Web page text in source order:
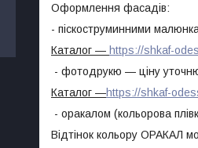
Оформлення фасадів:
- піскоструминними
Каталог ― https://shkaf-
- фотодрукю — ціну
Каталог ―https://shkaf-
- оракалом (кольорова
Відтінок кольору ОРАКАЛ